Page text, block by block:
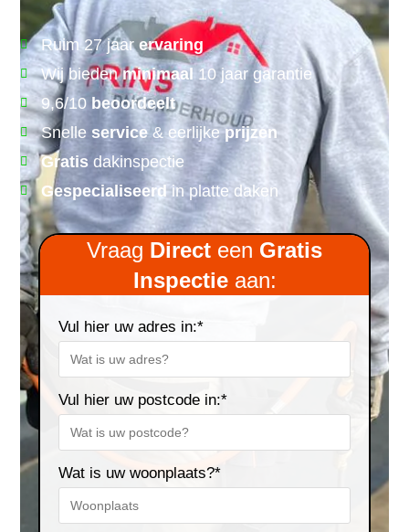
Ruim 27 jaarervaring
Wij biedenminimaal 10 jaar garantie
9,6/10 beoordeelt
Snelle service& eerlijkeprijzen
Gratisdakinspectie
Gespecialiseerdin platte daken
Vraag Direct een Gratis
Inspectieaan:
Vul hier uw adres in:*
Vul hier uw postcode in:*
Wat is uw woonplaats?*